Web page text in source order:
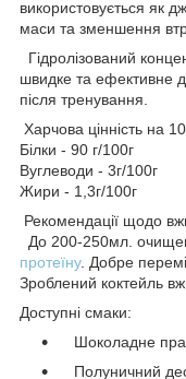
використовується як
маси та зменшення
Гідролізований
швидке та ефективне
після тренування.
Харчова цінність на
Білки - 90 г/100г
Вуглеводи - 3г/100г
Жири - 1,3г/100г
Рекомендації щодо
До 200-250мл.
протеїну. Добре
Зроблений коктейль
Доступні смаки:
Шоколадне
Полуничний